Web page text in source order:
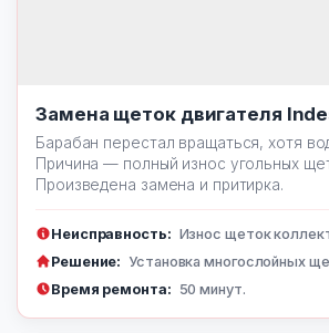
Замена щеток двигателя
Барабан перестал вращаться, хотя
Причина — полный износ угольных
Произведена замена и притирка.
Неисправность: Износ щеток
Решение: Установка многослойных
Время ремонта: 50 минут.